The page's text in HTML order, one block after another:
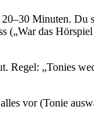
Minuten. Du
das
„Tonies
vor (Tonie